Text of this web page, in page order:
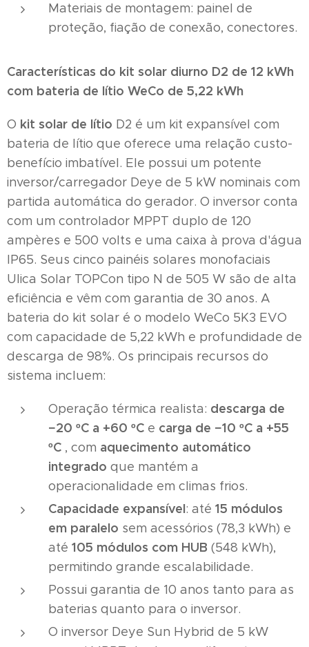
Materiais de montagem: painel de
proteção, fiação de conexão, conectores.
Características do kit solar diurno D2 de 12 kWh
com bateria de lítio WeCo de 5,22 kWh
O kit solar de lítio D2 é um kit expansível com
bateria de lítio que oferece uma relação custo-
benefício imbatível. Ele possui um potente
inversor/carregador Deye de 5 kW nominais com
partida automática do gerador. O inversor conta
com um controlador MPPT duplo de 120
ampères e 500 volts e uma caixa à prova d'água
IP65. Seus cinco painéis solares monofaciais
Ulica Solar TOPCon tipo N de 505 W são de alta
eficiência e vêm com garantia de 30 anos. A
bateria do kit solar é o modelo WeCo 5K3 EVO
com capacidade de 5,22 kWh e profundidade de
descarga de 98%. Os principais recursos do
sistema incluem:
Operação térmica realista: descarga de
−20 ºC a +60 ºC e carga de −10 ºC a +55
ºC , com aquecimento automático
integrado que mantém a
operacionalidade em climas frios.
Capacidade expansível: até 15 módulos
em paralelo sem acessórios (78,3 kWh) e
até 105 módulos com HUB (548 kWh),
permitindo grande escalabilidade.
Possui garantia de 10 anos tanto para as
baterias quanto para o inversor.
O inversor Deye Sun Hybrid de 5 kW